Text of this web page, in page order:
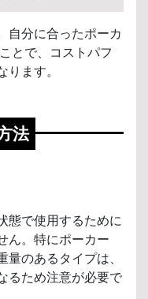
自分に合ったポーカ
とで、コストパフ
ります。
法
態で使用するために
ん。特にポーカー
のあるタイプは、
るため注意が必要で